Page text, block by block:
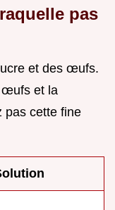
pas
et des œufs.
œufs et la
pas cette fine